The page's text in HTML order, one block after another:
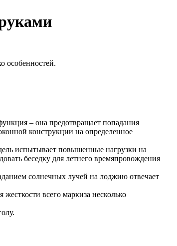
особенностей.
– она предотвращает попадания
конструкции на определенное
испытывает повышенные нагрузки на
беседку для летнего времяпровождения
солнечных лучей на лоджию отвечает
всего маркиза несколько